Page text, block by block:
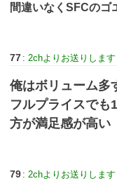
間違いなくSFCのゴ
77 :2chよりお送りします
俺はボリューム多
フルプライスでも
方が満足感が高い
79 :2chよりお送りします